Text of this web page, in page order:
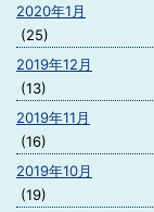
2020年1月
(25)
2019年12月
(13)
2019年11月
(16)
2019年10月
(19)